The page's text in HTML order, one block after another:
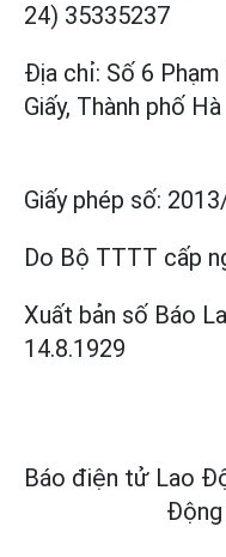
24) 35335237
Địa chỉ: Số 6
Giấy, Thành phố
Giấy phép số:
Do Bộ TTTT cấp
Xuất bản số Báo
14.8.1929
Báo điện tử Lao